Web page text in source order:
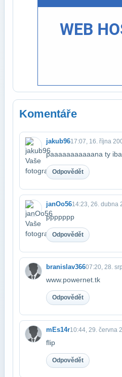
Komentáře
jakub9617:07, 16. října
paaaaaaaaaaana ty
Odpovědět
janOo5614:23, 26. dubna
ppppppp
Odpovědět
branislav36607:20, 28.
www.powernet.tk
Odpovědět
mEs14r10:44, 29. června
flip
Odpovědět